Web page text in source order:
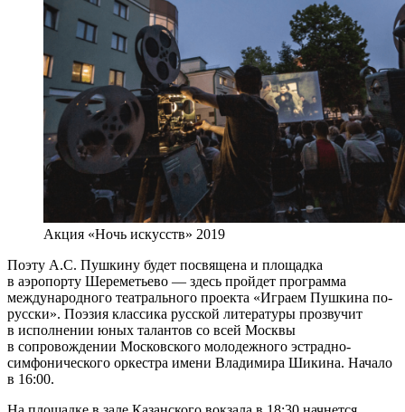
Акция «Ночь искусств» 2019
Поэту А.С. Пушкину будет посвящена и площадка
в аэропорту Шереметьево — здесь пройдет программа
международного театрального проекта «Играем Пушкина по-
русски». Поэзия классика русской литературы прозвучит
в исполнении юных талантов со всей Москвы
в сопровождении Московского молодежного эстрадно-
симфонического оркестра имени Владимира Шикина. Начало
в 16:00.